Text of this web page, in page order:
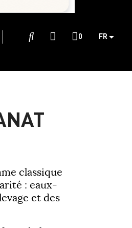
0 FR
classique
: eaux-
et des